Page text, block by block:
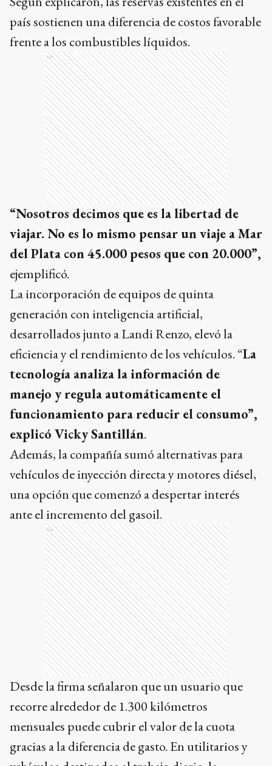
país sostienen una diferencia de costos favorable
frente a los combustibles líquidos.
Ads
“Nosotros decimos que es la libertad de
viajar. No es lo mismo pensar un viaje a Mar
del Plata con 45.000 pesos que con 20.000”,
ejemplificó.
La incorporación de equipos de quinta
generación con inteligencia artificial,
desarrollados junto a Landi Renzo, elevó la
eficiencia y el rendimiento de los vehículos. “La
tecnología analiza la información de
manejo y regula automáticamente el
funcionamiento para reducir el consumo”,
explicó Vicky Santillán.
Además, la compañía sumó alternativas para
vehículos de inyección directa y motores diésel,
una opción que comenzó a despertar interés
ante el incremento del gasoil.
Ads
Desde la firma señalaron que un usuario que
recorre alrededor de 1.300 kilómetros
mensuales puede cubrir el valor de la cuota
gracias a la diferencia de gasto. En utilitarios y